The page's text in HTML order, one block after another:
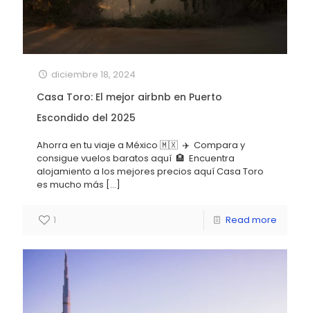
diciembre 18, 2024
Casa Toro: El mejor airbnb en Puerto
Escondido del 2025
Ahorra en tu viaje a México 🇲🇽 ✈️ Compara y
consigue vuelos baratos aquí 🏨 Encuentra
alojamiento a los mejores precios aquí Casa Toro
es mucho más […]
1 Read more